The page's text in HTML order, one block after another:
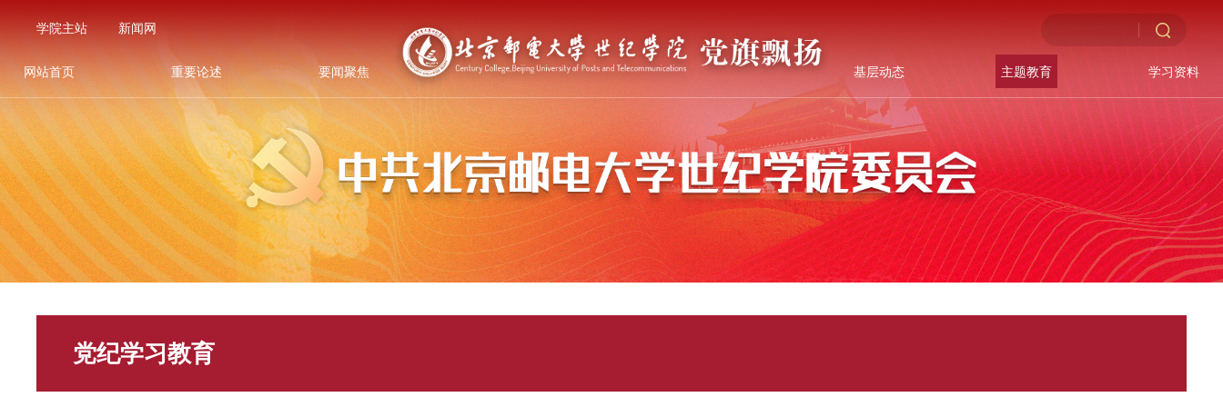
学院主站 新闻网
网站首页 重要论述 要闻聚焦 基层动态 主题教育 学习资料
党纪学习教育